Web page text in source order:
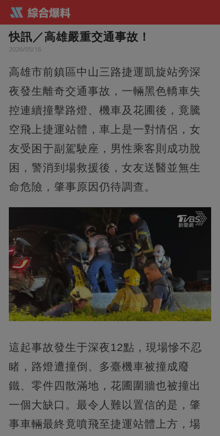
快訊／高雄嚴重交通事故！
2026/05/16
高雄市前鎮區中山三路捷運凱旋站旁深
夜發生離奇交通事故，一輛黑色轎車失
控連續撞擊路燈、機車及花圃後，竟騰
空飛上捷運站體，車上是一對情侶，女
友受困于副駕駛座，男性乘客則成功脫
困，警消到場救援後，女友送醫並無生
命危險，肇事原因仍待調查。
這起事故發生于深夜12點，現場慘不忍
睹，路燈遭撞倒、多臺機車被撞成廢
鐵、零件四散滿地，花圃圍牆也被撞出
一個大缺口。最令人難以置信的是，肇
事車輛最終竟噴飛至捷運站體上方，場